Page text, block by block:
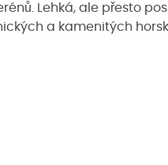
Lehká, ale přesto
a kamenitých